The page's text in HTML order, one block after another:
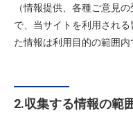
（情報提供、各種ご意見
で、当サイトを利用され
た情報は利用目的の範囲内
2.収集する情報の範